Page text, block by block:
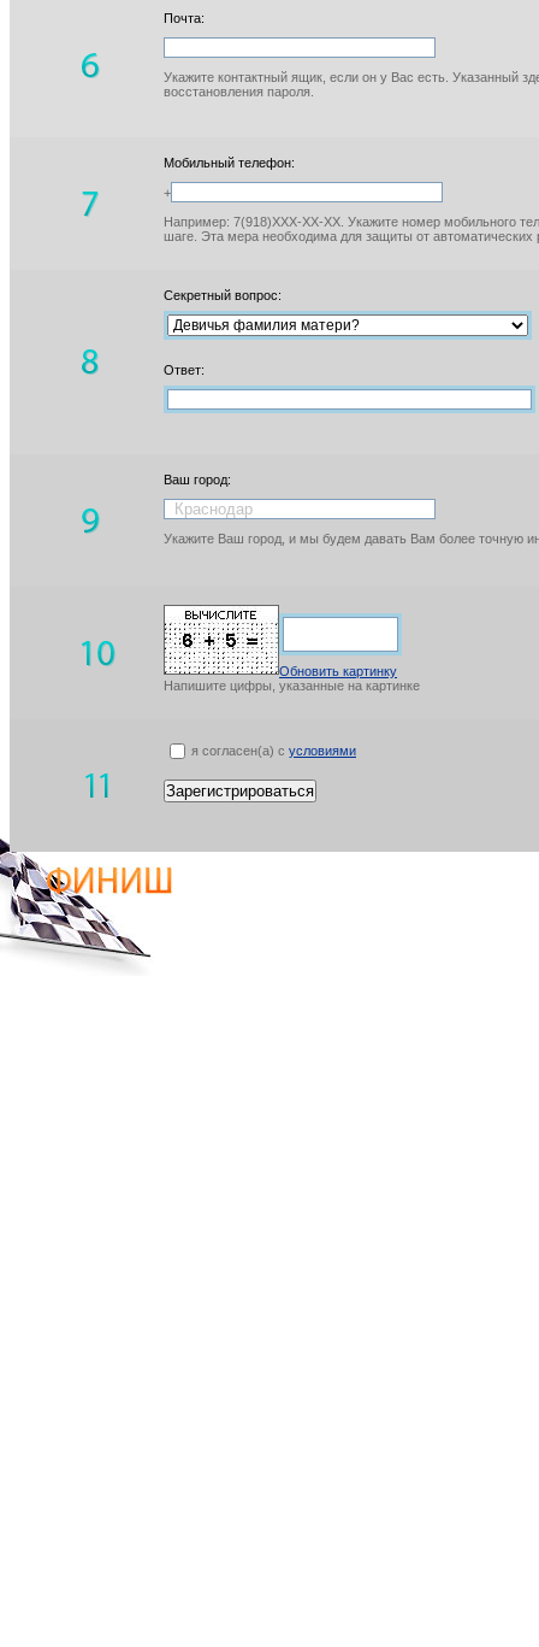
Почта:
Укажите контактный ящик, если он у Вас есть. Указанный
восстановления пароля.
Мобильный телефон:
+
Например: 7(918)XXX-XX-XX. Укажите номер мобильного
шаге. Эта мера необходима для защиты от автоматических
Секретный вопрос:
Ответ:
Ваш город:
Укажите Ваш город, и мы будем давать Вам более точную
Обновить картинку
Напишите цифры, указанные на картинке
я согласен(а) с условиями
Зарегистрироваться